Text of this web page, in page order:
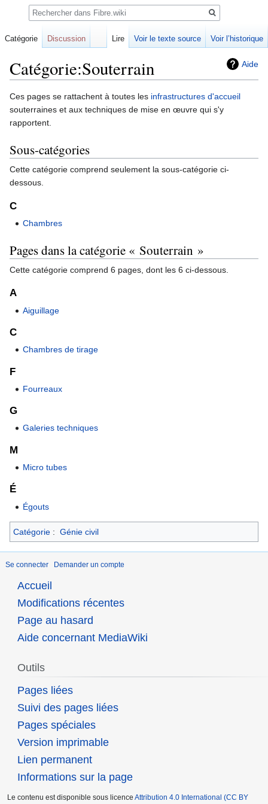
Aide
Catégorie:Souterrain
Sauter
à
la
Sauter
à
la
Ces pages se rattachent à toutes les infrastructures d'accueil
souterraines et aux techniques de mise en œuvre qui s'y
rapportent.
Sous-catégories
Cette catégorie comprend seulement la sous-catégorie ci-
dessous.
C
Chambres
Pages dans la catégorie « Souterrain »
Cette catégorie comprend 6 pages, dont les 6 ci-dessous.
A
Aiguillage
C
Chambres de tirage
F
Fourreaux
G
Galeries techniques
M
Micro tubes
É
Égouts
Catégorie : Génie civil
Se connecter Demander un compte
Catégorie Discussion Lire Voir le texte source Voir l’historique
Rechercher
Accueil
Modifications récentes
Page au hasard
Aide concernant MediaWiki
Outils
Pages liées
Suivi des pages liées
Pages spéciales
Version imprimable
Lien permanent
Informations sur la page
Le contenu est disponible sous licence Attribution 4.0 International (CC BY